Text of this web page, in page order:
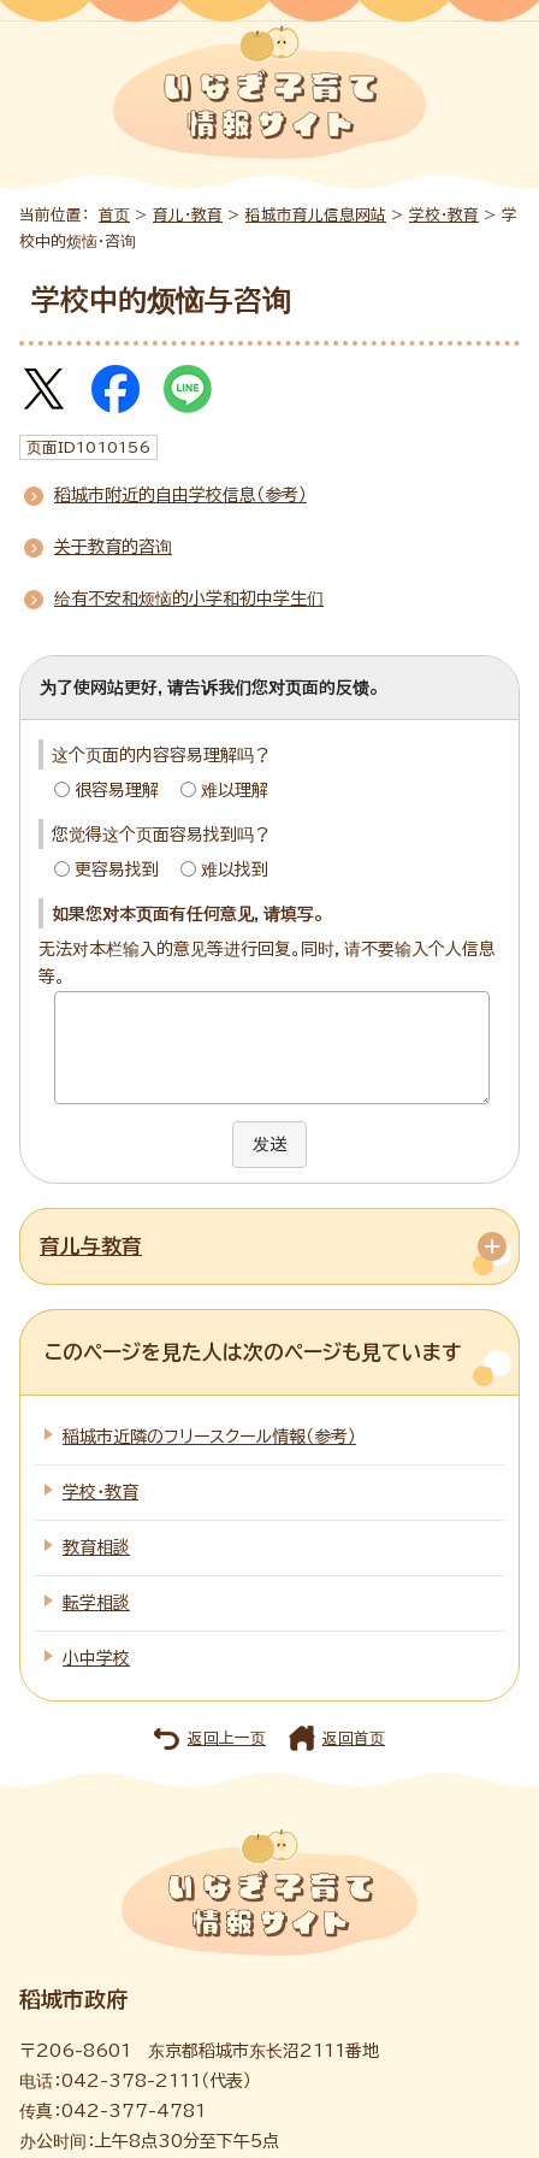
当前位置： 首页 > 育儿・教育 > 稻城市育儿信息网站 > 学校・教育 > 学
校中的烦恼・咨询
学校中的烦恼与咨询
页面ID1010156
稻城市附近的自由学校信息（参考）
关于教育的咨询
给有不安和烦恼的小学和初中学生们
为了使网站更好，请告诉我们您对页面的反馈。
这个页面的内容容易理解吗？
很容易理解 难以理解
您觉得这个页面容易找到吗？
更容易找到 难以找到
如果您对本页面有任何意见，请填写。
无法对本栏输入的意见等进行回复。同时，请不要输入个人信息
等。
发送
育儿与教育
このページを見た人は次のページも見ています
稲城市近隣のフリースクール情報（参考）
学校・教育
教育相談
転学相談
小中学校
返回上一页 返回首页
稻城市政府
〒206-8601 东京都稻城市东长沼2111番地
电话：042-378-2111（代表）
传真：042-377-4781
办公时间：上午8点30分至下午5点